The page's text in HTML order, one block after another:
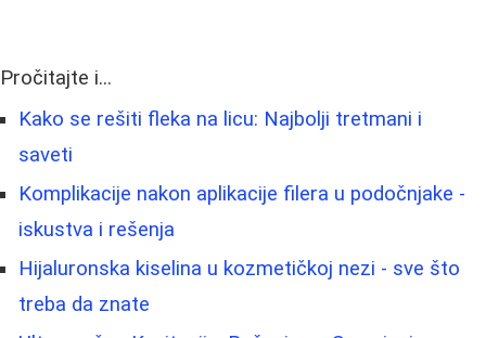
Pročitajte i...
Kako se rešiti fleka na licu: Najbolji tretmani i
saveti
Komplikacije nakon aplikacije filera u podočnjake -
iskustva i rešenja
Hijaluronska kiselina u kozmetičkoj nezi - sve što
treba da znate